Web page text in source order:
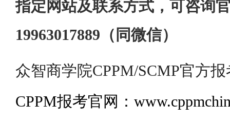
指定网站及联系方式，可咨询
19963017889（同微信）
众智商学院CPPM/SCMP官方报
CPPM报考官网：